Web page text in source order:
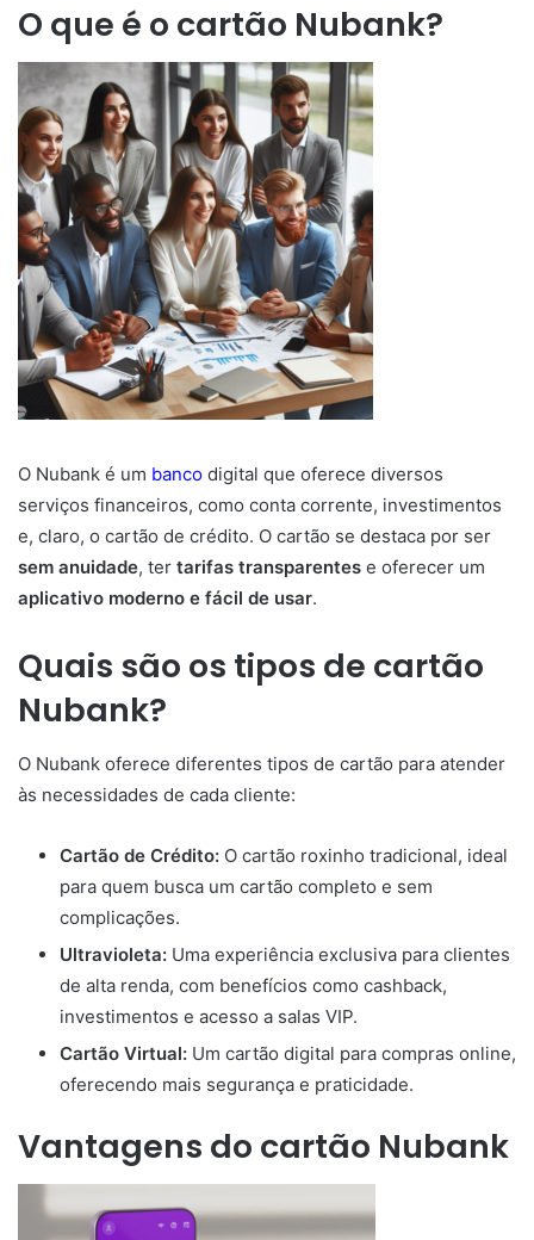
O que é o cartão Nubank?
O Nubank é um banco digital que oferece diversos
serviços financeiros, como conta corrente, investimentos
e, claro, o cartão de crédito. O cartão se destaca por ser
sem anuidade, ter tarifas transparentes e oferecer um
aplicativo moderno e fácil de usar.
Quais são os tipos de cartão
Nubank?
O Nubank oferece diferentes tipos de cartão para atender
às necessidades de cada cliente:
Cartão de Crédito: O cartão roxinho tradicional, ideal
para quem busca um cartão completo e sem
complicações.
Ultravioleta: Uma experiência exclusiva para clientes
de alta renda, com benefícios como cashback,
investimentos e acesso a salas VIP.
Cartão Virtual: Um cartão digital para compras online,
oferecendo mais segurança e praticidade.
Vantagens do cartão Nubank